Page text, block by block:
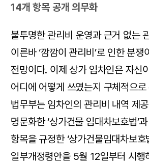
14개 항목 공개 의무화
불투명한 관리비 운영과 근거 없는
이른바 ‘깜깜이 관리비’로 인한 분쟁
전망이다. 이제 상가 임차인은 자신
어디에 어떻게 쓰였는지 구체적으
법무부는 임차인의 관리비 내역 제
명문화한 ‘상가건물 임대차보호법’
항목을 규정한 ‘상가건물임대차보호
일부개정령안을 5월 12일부터 시행